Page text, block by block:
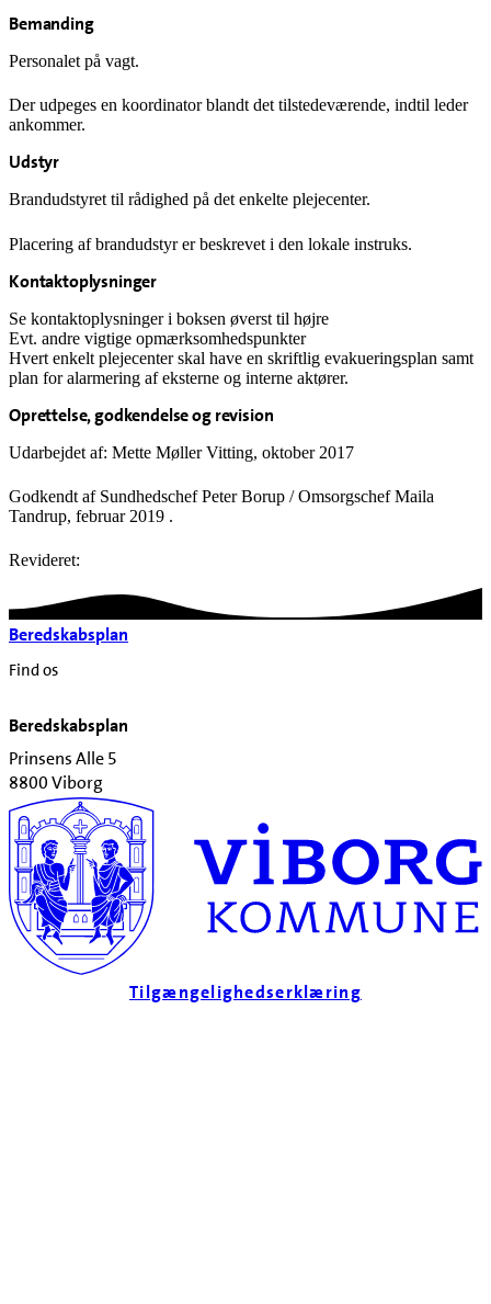
Bemanding
Personalet på vagt.
Der udpeges en koordinator blandt det tilstedeværende, indtil leder
ankommer.
Udstyr
Brandudstyret til rådighed på det enkelte plejecenter.
Placering af brandudstyr er beskrevet i den lokale instruks.
Kontaktoplysninger
Se kontaktoplysninger i boksen øverst til højre
Evt. andre vigtige opmærksomhedspunkter
Hvert enkelt plejecenter skal have en skriftlig evakueringsplan samt
plan for alarmering af eksterne og interne aktører.
Oprettelse, godkendelse og revision
Udarbejdet af: Mette Møller Vitting, oktober 2017
Godkendt af Sundhedschef Peter Borup / Omsorgschef Maila
Tandrup, februar 2019 .
Revideret:
Beredskabsplan
Find os
Beredskabsplan
Prinsens Alle 5
8800 Viborg
Tilgængelighedserklæring